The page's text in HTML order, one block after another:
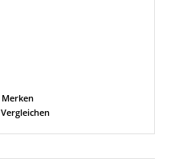
Merken
Vergleichen